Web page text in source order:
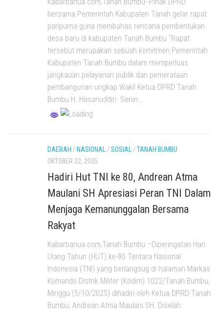
Kabarbanua.com,Tanah Bumbu- Pihak DPRD
bersama Pemerintah Kabupaten Tanah gelar rapat
paripurna guna membahas rencana pembentukan
desa baru di kabupaten Tanah Bumbu “Rapat
tersebut merupakan sebuah komitmen Pemerintah
Kabupaten Tanah Bumbu dalam memperluas
jangkauan pelayanan publik dan pemerataan
pembangunan ungkap Wakil Ketua DPRD Tanah
Bumbu H. Hasanuddin. Senin...
DAERAH / NASIONAL /SOSIAL /TANAH BUMBU
OKTOBER 22, 2025
Hadiri Hut TNI ke 80, Andrean Atma
Maulani SH Apresiasi Peran TNI Dalam
Menjaga Kemanunggalan Bersama
Rakyat
Kabarbanua.com,Tanah Bumbu –Diperingatan Hari
Ulang Tahun (HUT) ke-80 Tentara Nasional
Indonesia (TNI) yang berlangsug di halaman Markas
Komando Distrik Militer (Kodim) 1022/Tanah Bumbu,
Minggu (5/10/2025) dihadiri oleh Ketua DPRD Tanah
Bumbu, Andrean Atma Maulani SH. Diselah